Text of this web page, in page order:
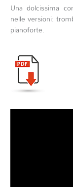
Una dolcissima
nelle versioni:
pianoforte.